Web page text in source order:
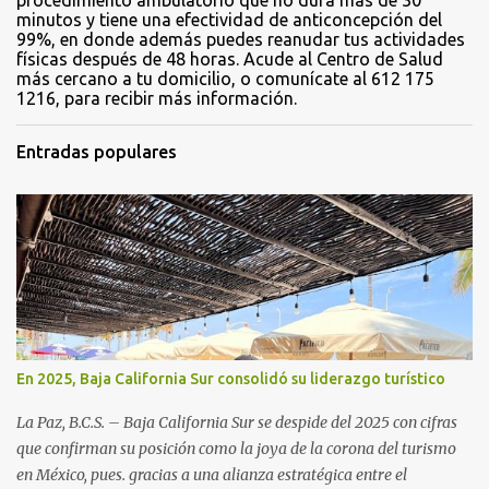
minutos y tiene una efectividad de anticoncepción del
99%, en donde además puedes reanudar tus actividades
físicas después de 48 horas. Acude al Centro de Salud
más cercano a tu domicilio, o comunícate al 612 175
1216, para recibir más información.
Entradas populares
En 2025, Baja California Sur consolidó su liderazgo turístico
La Paz, B.C.S. – Baja California Sur se despide del 2025 con cifras
que confirman su posición como la joya de la corona del turismo
en México, pues. gracias a una alianza estratégica entre el